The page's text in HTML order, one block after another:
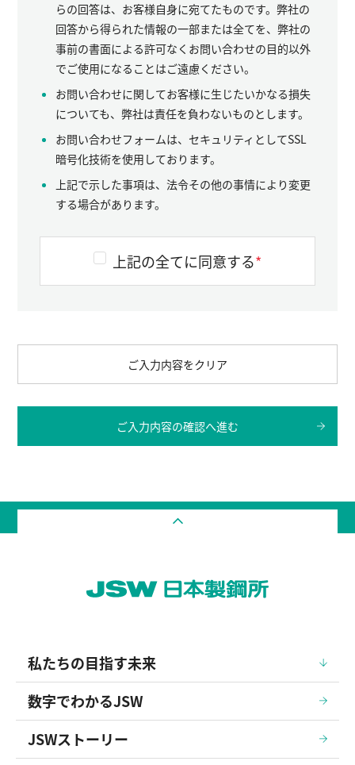
らの回答は、お客様自身に宛てたものです。弊社の
回答から得られた情報の一部または全てを、弊社の
事前の書面による許可なくお問い合わせの目的以外
でご使用になることはご遠慮ください。
お問い合わせに関してお客様に生じたいかなる損失
についても、弊社は責任を負わないものとします。
お問い合わせフォームは、セキュリティとしてSSL
暗号化技術を使用しております。
上記で示した事項は、法令その他の事情により変更
する場合があります。
上記の全てに同意する*
ご入力内容をクリア
ご入力内容の確認へ進む
私たちの目指す未来
数字でわかるJSW
JSWストーリー